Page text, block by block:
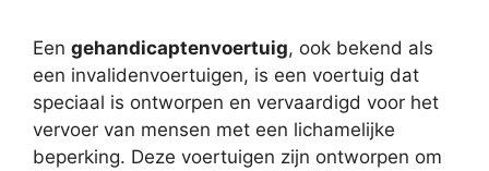
Een gehandicaptenvoertuig, ook bekend als
een invalidenvoertuigen, is een voertuig dat
speciaal is ontworpen en vervaardigd voor het
vervoer van mensen met een lichamelijke
beperking. Deze voertuigen zijn ontworpen om